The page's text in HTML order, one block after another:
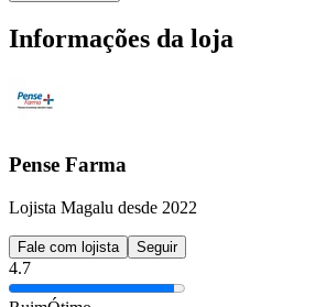
Informações da loja
Pense Farma
Lojista Magalu desde 2022
Fale com lojista Seguir
4.7